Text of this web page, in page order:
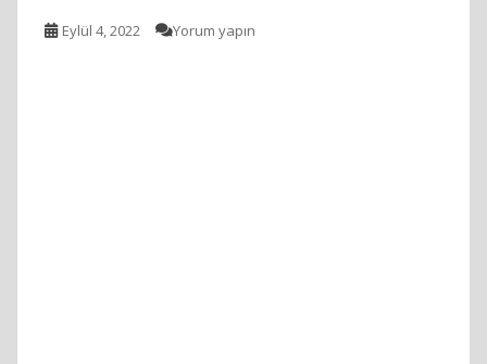
Eylül 4, 2022 Yorum yapın